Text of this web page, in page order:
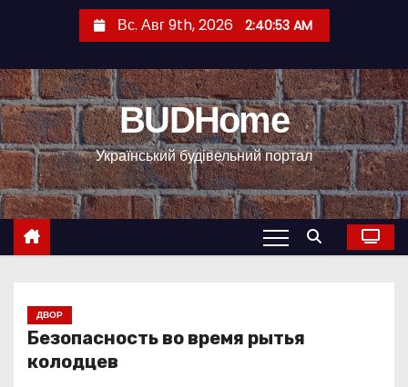
е
й
т
и
к
с
Вс. Авг 9th, 2026 2:40:54 AM
BUDHome
Український будівельний портал
ДВОР
Безопасность во время рытья
колодцев